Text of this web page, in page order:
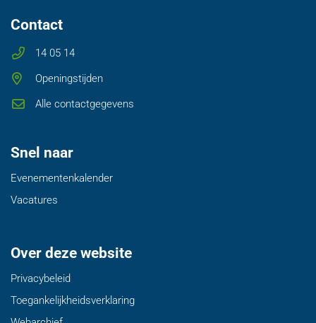
Contact
14 05 14
Openingstijden
Alle contactgegevens
Snel naar
Evenementenkalender
Vacatures
Over deze website
Privacybeleid
Toegankelijkheidsverklaring